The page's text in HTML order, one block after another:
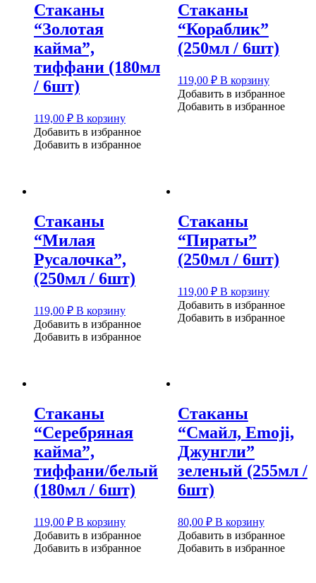
Стаканы
“Золотая
кайма”,
тиффани (180мл
/ 6шт)
119,00 ₽ В корзину
Добавить в избранное
Добавить в избранное
Стаканы
“Кораблик”
(250мл / 6шт)
119,00 ₽ В корзину
Добавить в избранное
Добавить в избранное
Стаканы
“Милая
Русалочка”,
(250мл / 6шт)
119,00 ₽ В корзину
Добавить в избранное
Добавить в избранное
Стаканы
“Пираты”
(250мл / 6шт)
119,00 ₽ В корзину
Добавить в избранное
Добавить в избранное
Стаканы
“Серебряная
кайма”,
тиффани/белый
(180мл / 6шт)
119,00 ₽ В корзину
Добавить в избранное
Добавить в избранное
Стаканы
“Смайл, Emoji,
Джунгли”
зеленый (255мл /
6шт)
80,00 ₽ В корзину
Добавить в избранное
Добавить в избранное